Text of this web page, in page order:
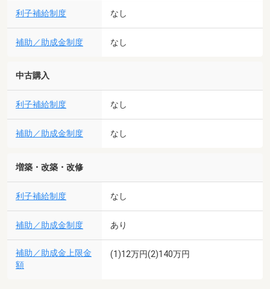
利子補給制度 なし
補助／助成金制度 なし
中古購入
利子補給制度 なし
補助／助成金制度 なし
増築・改築・改修
利子補給制度 なし
補助／助成金制度 あり
補助／助成金上限金
額
(1)12万円(2)140万円